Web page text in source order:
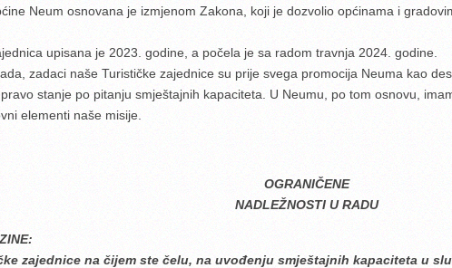
Neum osnovana je izmjenom Zakona, koji je dozvolio općinama i
upisana je 2023. godine, a počela je sa radom travnja 2024. godine.
zadaci naše Turističke zajednice su prije svega promocija Neuma kao
stanje po pitanju smještajnih kapaciteta. U Neumu, po tom osnovu,
elementi naše misije.
OGRANIČENE
NADLEŽNOSTI U RADU
zajednice na čijem ste čelu, na uvođenju smještajnih kapaciteta u